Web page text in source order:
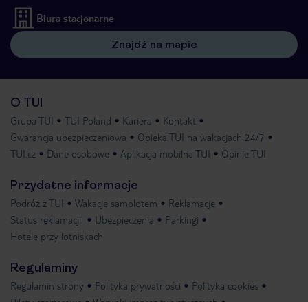
Biura stacjonarne
Znajdź na mapie
O TUI
Grupa TUI TUI Poland Kariera
Kontakt
Gwarancja ubezpieczeniowa
Opieka TUI na wakacjach 24/7
TUI.cz
Dane osobowe Aplikacja mobilna TUI Opinie TUI
Przydatne informacje
Podróż z TUI Wakacje samolotem
Reklamacje
Status reklamacji
Ubezpieczenia
Parkingi
Hotele przy lotniskach
Regulaminy
Regulamin strony Polityka prywatności
Polityka cookies